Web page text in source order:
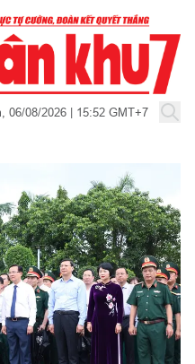
06/08/2026 | 15:52 GMT+7